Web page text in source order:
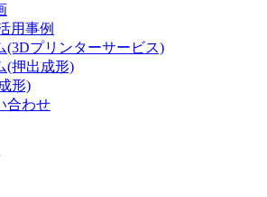
用事例
(3Dプリンターサービス)
(押出成形)
形)
合わせ